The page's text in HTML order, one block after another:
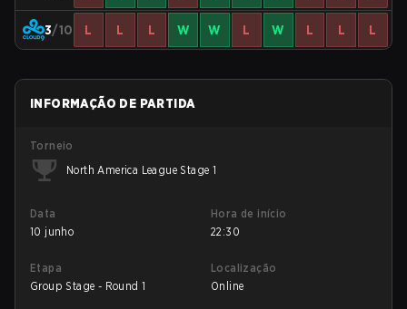
3/10 L L L W W L W L L L
INFORMAÇÃO DE PARTIDA
Torneio
North America League Stage 1
Data
10 junho
Hora de início
22:30
Etapa
Group Stage - Round 1
Localização
Online